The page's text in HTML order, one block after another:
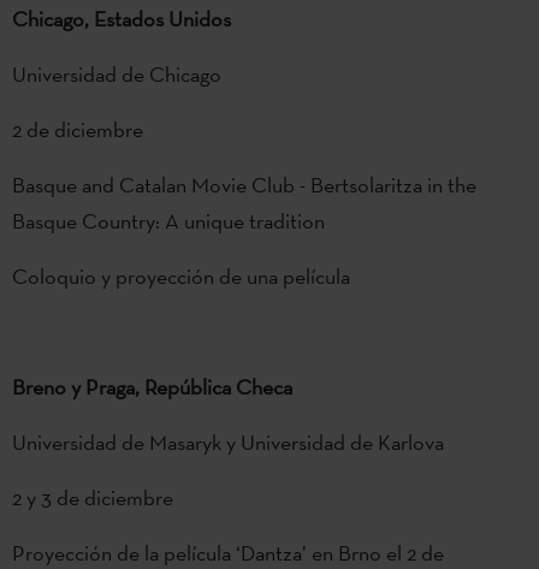
Chicago, Estados Unidos
Universidad de Chicago
2 de diciembre
Basque and Catalan Movie Club - Bertsolaritza in the
Basque Country: A unique tradition
Coloquio y proyección de una película
Breno y Praga, República Checa
Universidad de Masaryk y Universidad de Karlova
2 y 3 de diciembre
Proyección de la película ‘Dantza’ en Brno el 2 de